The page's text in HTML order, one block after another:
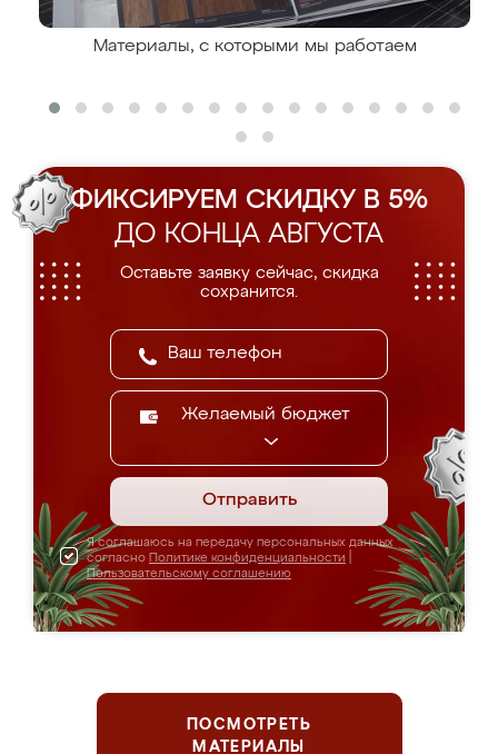
Материалы, с которыми мы работаем
ФИКСИРУЕМ СКИДКУ В 5%
ДО КОНЦА АВГУСТА
Оставьте заявку сейчас, скидка
сохранится.
Желаемый бюджет
Отправить
Я соглашаюсь на передачу персональных данных
согласно Политике конфиденциальности
Пользовательскому соглашению
ПОСМОТРЕТЬ
МАТЕРИАЛЫ